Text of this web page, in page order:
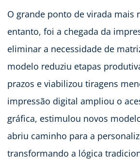
O grande ponto de virada mais
entanto, foi a chegada da
eliminar a necessidade de
modelo reduziu etapas
prazos e viabilizou tiragens
impressão digital ampliou o
gráfica, estimulou novos
abriu caminho para a
transformando a lógica